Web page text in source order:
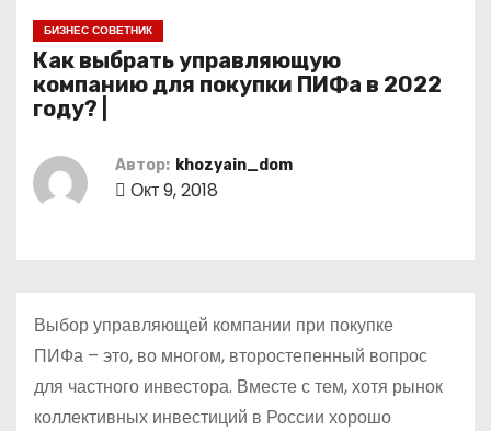
БИЗНЕС СОВЕТНИК
Как выбрать управляющую
компанию для покупки ПИФа в 2022
году? |
Автор: khozyain_dom
Окт 9, 2018
Выбор управляющей компании при покупке
ПИФа – это, во многом, второстепенный вопрос
для частного инвестора. Вместе с тем, хотя рынок
коллективных инвестиций в России хорошо